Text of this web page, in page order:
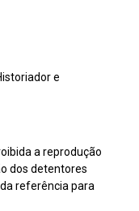
e
a reprodução
dos detentores
referência para